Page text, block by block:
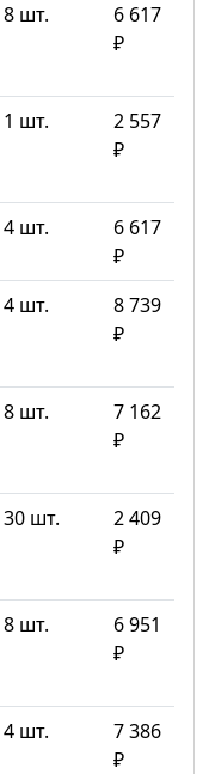
8 шт.
6 617
₽
1 шт.
2 557
₽
4 шт.
6 617
₽
4 шт.
8 739
₽
8 шт.
7 162
₽
30 шт.
2 409
₽
8 шт.
6 951
₽
4 шт.
7 386
₽